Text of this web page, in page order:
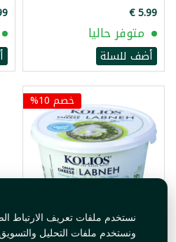
نستخدم ملفات تعريف الارتباط
ونستخدم ملفات التحليل
متوفر حاليا
أضف للسلة
خصم 10%
لبنة كوليوس 500غ